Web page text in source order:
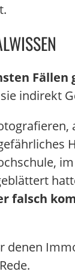
Fällen
indirekt
falsch
denen